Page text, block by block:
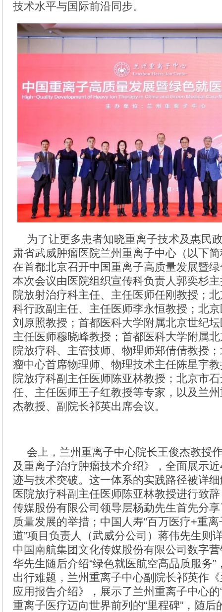
技术水平与国际前沿同步。
为了让更多患者知晓重离子技术及惠民
肃省武威肿瘤医院兰州重离子中心（以下
在首都北京召开中国重离子高质量发展暨
本次会议由医院组织宣传科负责人郭奕杉
院放射治疗科主任、主任医师任刚教授；
科行政副主任、主任医师李永恒教授；北
刘原照教授；首都医科大学附属北京世纪
主任医师穆晓峰教授；首都医科大学附属
院放疗科、主管技师、物理师郑倩倩教授
瘤中心首席物理师、物理技术主任陈星宇
院放疗科副主任医师陈亚林教授；北京市
任、主任医师王子红教授等专家，以及兰
杰教授、副院长祁英出席会议。
会上，兰州重离子中心院长王俊杰教授
及重离子治疗肿瘤技术介绍》，全面展示
迹与技术突破。这一体系的实践路径被详
医院放疗科副主任医师陈亚林教授进行致
传媒股份有限公司领导层杨勐先生首先分
质量发展的举措；中国人寿“百万医疗+重
道”项目负责人（武威分公司）蒋伟先生则
中国南航集团文化传媒股份有限公司数字
华先生随后介绍“绿色就医航空高品质服务
出行难题，兰州重离子中心副院长祁英作
应用报告介绍》，展示了兰州重离子中心的
重离子医疗迈向世界前列的“里程碑”，随后